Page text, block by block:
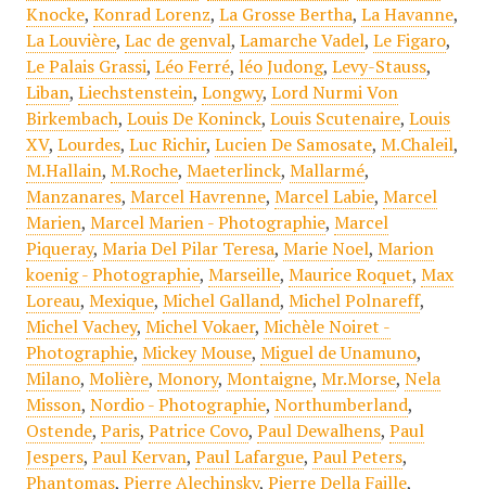
Knocke, Konrad Lorenz, La Grosse Bertha, La Havanne,
La Louvière, Lac de genval, Lamarche Vadel, Le Figaro,
Le Palais Grassi, Léo Ferré, léo Judong, Levy-Stauss,
Liban, Liechstenstein, Longwy, Lord Nurmi Von
Birkembach, Louis De Koninck, Louis Scutenaire, Louis
XV, Lourdes, Luc Richir, Lucien De Samosate, M.Chaleil,
M.Hallain, M.Roche, Maeterlinck, Mallarmé,
Manzanares, Marcel Havrenne, Marcel Labie, Marcel
Marien, Marcel Marien - Photographie, Marcel
Piqueray, Maria Del Pilar Teresa, Marie Noel, Marion
koenig - Photographie, Marseille, Maurice Roquet, Max
Loreau, Mexique, Michel Galland, Michel Polnareff,
Michel Vachey, Michel Vokaer, Michèle Noiret -
Photographie, Mickey Mouse, Miguel de Unamuno,
Milano, Molière, Monory, Montaigne, Mr.Morse, Nela
Misson, Nordio - Photographie, Northumberland,
Ostende, Paris, Patrice Covo, Paul Dewalhens, Paul
Jespers, Paul Kervan, Paul Lafargue, Paul Peters,
Phantomas, Pierre Alechinsky, Pierre Della Faille,